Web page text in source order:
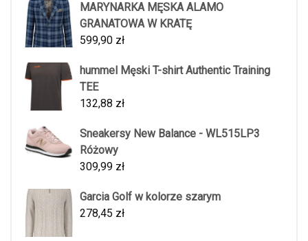
MARYNARKA MĘSKA ALAMO
GRANATOWA W KRATĘ
599,90 zł
hummel Męski T-shirt Authentic Training
TEE
132,88 zł
Sneakersy New Balance - WL515LP3
Różowy
309,99 zł
Garcia Golf w kolorze szarym
278,45 zł